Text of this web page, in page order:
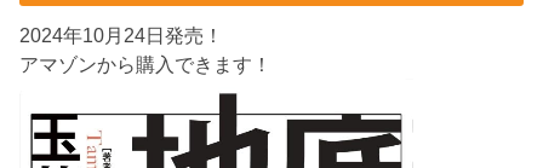
2024年10月24日発売！
アマゾンから購入できます！